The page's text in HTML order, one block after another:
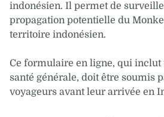
indonésien. Il permet de
propagation potentielle du
territoire indonésien.
Ce formulaire en ligne, qui inclut
santé générale, doit être soumis
voyageurs avant leur arrivée en